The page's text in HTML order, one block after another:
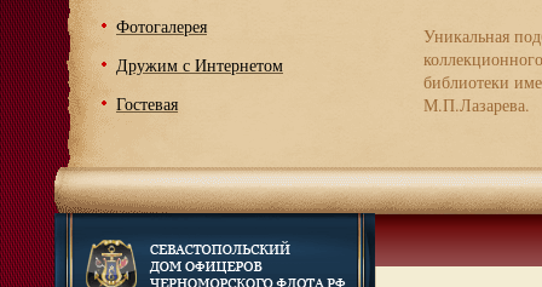
Фотогалерея
Дружим с Интернетом
Гостевая
Уникальная
библиотеки
М.П.Лазарева.